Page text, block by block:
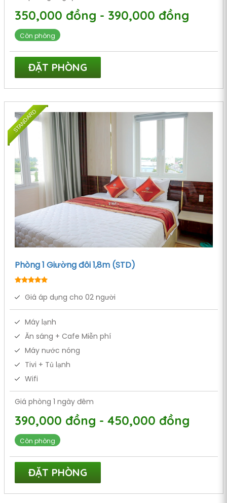
350,000 đồng - 390,000 đồng
Còn phòng
ĐẶT PHÒNG
STANDARD
Phòng 1 Giường đôi 1,8m (STD)
Giá áp dụng cho 02 người
Máy lạnh
Ăn sáng + Cafe Miễn phí
Máy nước nóng
Tivi + Tủ lạnh
Wifi
Giá phòng 1 ngày đêm
390,000 đồng - 450,000 đồng
Còn phòng
ĐẶT PHÒNG